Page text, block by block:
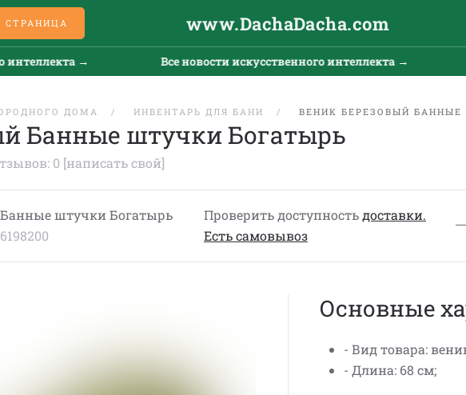
СТРАНИЦА www.DachaDacha.com
→ Все новости искусственного интеллекта →
ДОМА ИНВЕНТАРЬ ДЛЯ БАНИ ВЕНИК БЕРЕЗОВЫЙ
Банные штучки Богатырь
0 [написать свой]
штучки Богатырь
Проверить доступность доставки.
Eсть cамовывоз
Основные
- Вид товара:
- Длина: 68 см;